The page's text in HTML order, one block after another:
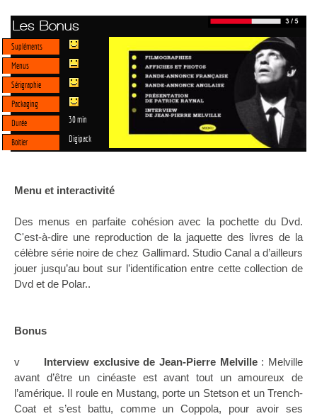
Les Bonus
Supléments
Menus
Sérigraphie
Packaging
Durée
30 min
Boitier Digipack
Menu et interactivité
Des menus en parfaite cohésion avec la pochette du Dvd.
C'est-à-dire une reproduction de la jaquette des livres de la
célèbre série noire de chez Gallimard. Studio Canal a d’ailleurs
jouer jusqu’au bout sur l’identification entre cette collection de
Dvd et de Polar..
Bonus
v Interview exclusive de Jean-Pierre Melville: Melville
avant d’être un cinéaste est avant tout un amoureux de
l’amérique. Il roule en Mustang, porte un Stetson et un Trench-
Coat et s’est battu, comme un Coppola, pour avoir ses